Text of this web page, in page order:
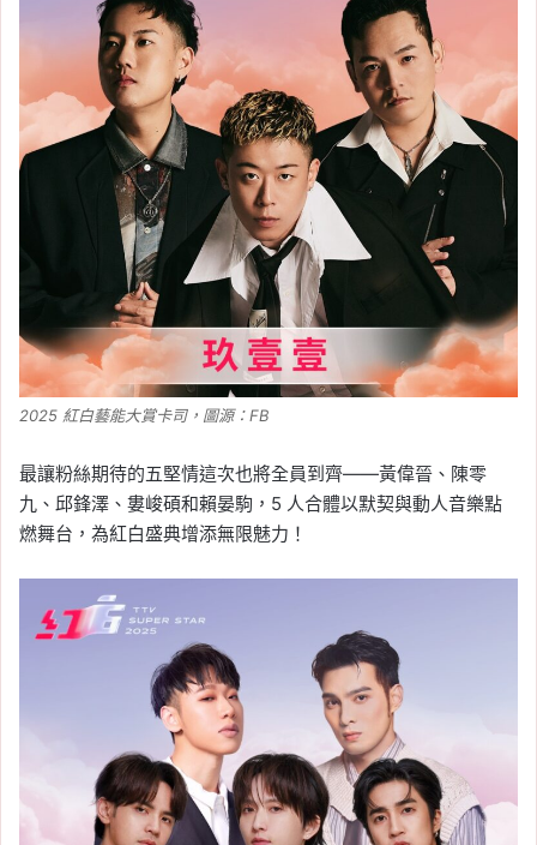
2025 紅白藝能大賞卡司，圖源：FB
最讓粉絲期待的五堅情這次也將全員到齊——黃偉晉、陳零
九、邱鋒澤、婁峻碩和賴晏駒，5 人合體以默契與動人音樂點
燃舞台，為紅白盛典增添無限魅力！